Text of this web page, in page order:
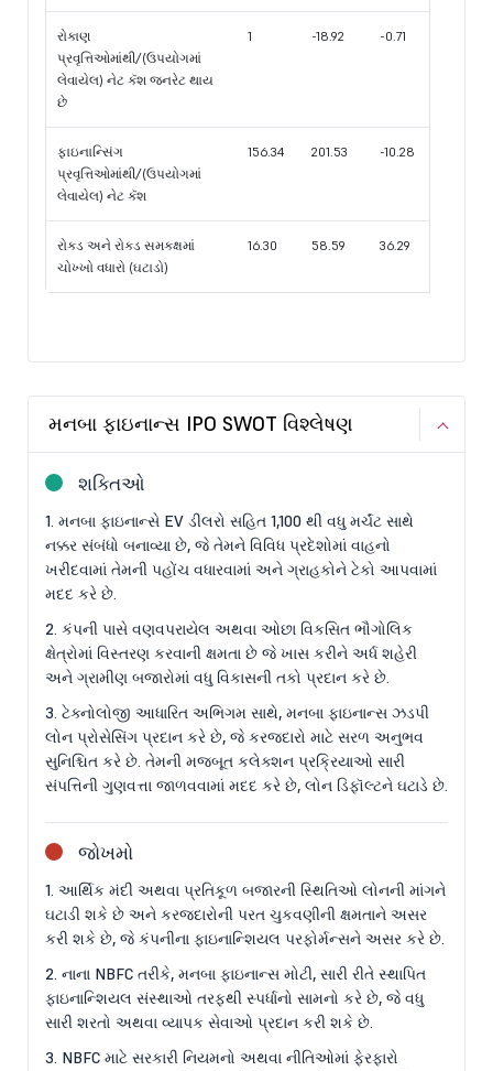
રોકાણ
પ્રવૃત્તિઓમાંથી/(ઉપયોગમાં
લેવાયેલ) નેટ કૅશ જનરેટ થાય
છે
1 -18.92 -0.71
ફાઇનાન્સિંગ
પ્રવૃત્તિઓમાંથી/(ઉપયોગમાં
લેવાયેલ) નેટ કૅશ
156.34 201.53 -10.28
રોકડ અને રોકડ સમકક્ષમાં
ચોખ્ખો વધારો (ઘટાડો)
16.30 58.59 36.29
મનબા ફાઇનાન્સ IPO SWOT વિશ્લેષણ
શક્તિઓ
1. મનબા ફાઇનાન્સે EV ડીલરો સહિત 1,100 થી વધુ મર્ચંટ સાથે
નક્કર સંબંધો બનાવ્યા છે, જે તેમને વિવિધ પ્રદેશોમાં વાહનો
ખરીદવામાં તેમની પહોંચ વધારવામાં અને ગ્રાહકોને ટેકો આપવામાં
મદદ કરે છે.
2. કંપની પાસે વણવપરાયેલ અથવા ઓછા વિકસિત ભૌગોલિક
ક્ષેત્રોમાં વિસ્તરણ કરવાની ક્ષમતા છે જે ખાસ કરીને અર્ધ શહેરી
અને ગ્રામીણ બજારોમાં વધુ વિકાસની તકો પ્રદાન કરે છે.
3. ટેક્નોલોજી આધારિત અભિગમ સાથે, મનબા ફાઇનાન્સ ઝડપી
લોન પ્રોસેસિંગ પ્રદાન કરે છે, જે કરજદારો માટે સરળ અનુભવ
સુનિશ્ચિત કરે છે. તેમની મજબૂત કલેક્શન પ્રક્રિયાઓ સારી
સંપત્તિની ગુણવત્તા જાળવવામાં મદદ કરે છે, લોન ડિફૉલ્ટને ઘટાડે છે.
જોખમો
1. આર્થિક મંદી અથવા પ્રતિકૂળ બજારની સ્થિતિઓ લોનની માંગને
ઘટાડી શકે છે અને કરજદારોની પરત ચુકવણીની ક્ષમતાને અસર
કરી શકે છે, જે કંપનીના ફાઇનાન્શિયલ પરફોર્મન્સને અસર કરે છે.
2. નાના NBFC તરીકે, મનબા ફાઇનાન્સ મોટી, સારી રીતે સ્થાપિત
ફાઇનાન્શિયલ સંસ્થાઓ તરફથી સ્પર્ધાનો સામનો કરે છે, જે વધુ
સારી શરતો અથવા વ્યાપક સેવાઓ પ્રદાન કરી શકે છે.
3. NBFC માટે સરકારી નિયમનો અથવા નીતિઓમાં ફેરફારો